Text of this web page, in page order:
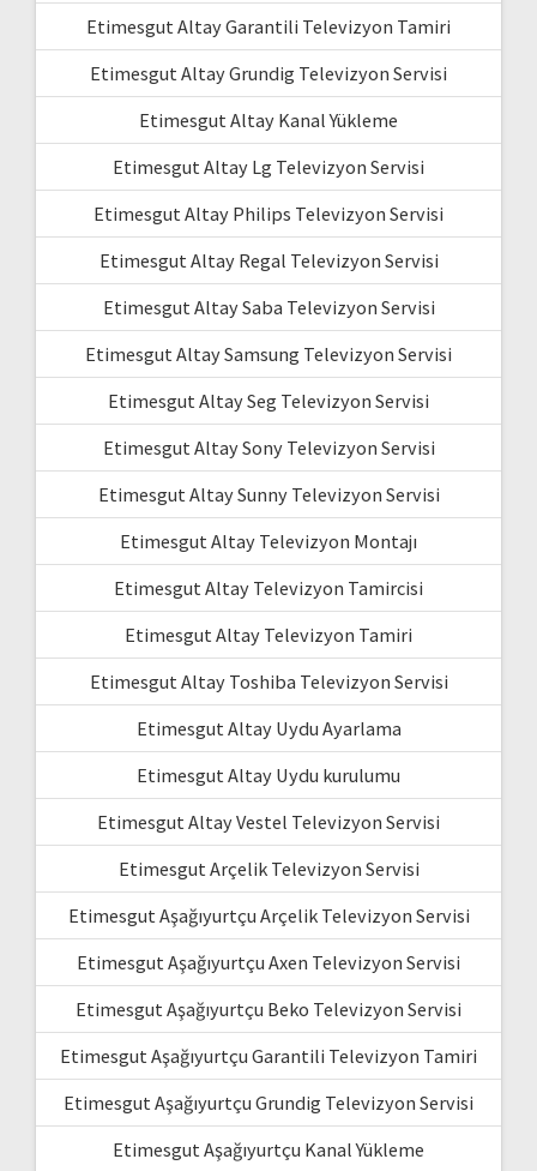
Etimesgut Altay Garantili Televizyon Tamiri
Etimesgut Altay Grundig Televizyon Servisi
Etimesgut Altay Kanal Yükleme
Etimesgut Altay Lg Televizyon Servisi
Etimesgut Altay Philips Televizyon Servisi
Etimesgut Altay Regal Televizyon Servisi
Etimesgut Altay Saba Televizyon Servisi
Etimesgut Altay Samsung Televizyon Servisi
Etimesgut Altay Seg Televizyon Servisi
Etimesgut Altay Sony Televizyon Servisi
Etimesgut Altay Sunny Televizyon Servisi
Etimesgut Altay Televizyon Montajı
Etimesgut Altay Televizyon Tamircisi
Etimesgut Altay Televizyon Tamiri
Etimesgut Altay Toshiba Televizyon Servisi
Etimesgut Altay Uydu Ayarlama
Etimesgut Altay Uydu kurulumu
Etimesgut Altay Vestel Televizyon Servisi
Etimesgut Arçelik Televizyon Servisi
Etimesgut Aşağıyurtçu Arçelik Televizyon Servisi
Etimesgut Aşağıyurtçu Axen Televizyon Servisi
Etimesgut Aşağıyurtçu Beko Televizyon Servisi
Etimesgut Aşağıyurtçu Garantili Televizyon Tamiri
Etimesgut Aşağıyurtçu Grundig Televizyon Servisi
Etimesgut Aşağıyurtçu Kanal Yükleme